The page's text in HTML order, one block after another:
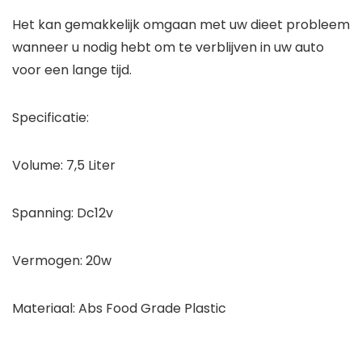
Het kan gemakkelijk omgaan met uw dieet probleem
wanneer u nodig hebt om te verblijven in uw auto
voor een lange tijd.
Specificatie:
Volume: 7,5 Liter
Spanning: Dc12v
Vermogen: 20w
Materiaal: Abs Food Grade Plastic